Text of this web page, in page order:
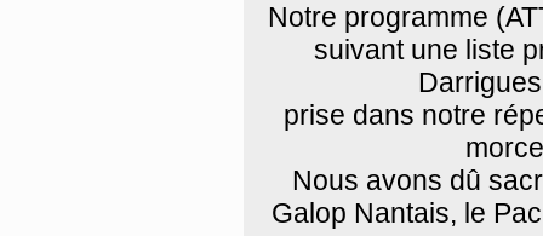
Notre programme
suivant une liste
prise dans notre
Nous avons dû
Galop Nantais, le